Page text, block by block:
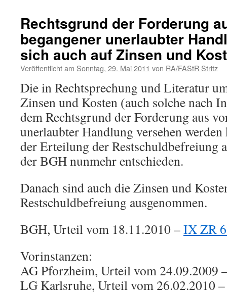
Rechtsgrund der Forderung
begangener unerlaubter
sich auch auf Zinsen und
Veröffentlicht am Sonntag, 29. Mai 2011 von RA/FAStR Stritz
Die in Rechtsprechung und Literatur
Zinsen und Kosten (auch solche nach
dem Rechtsgrund der Forderung aus
unerlaubter Handlung versehen
der Erteilung der Restschuldbefreiung
der BGH nunmehr entschieden.
Danach sind auch die Zinsen und
Restschuldbefreiung ausgenommen.
BGH, Urteil vom 18.11.2010 –IX ZR
Vorinstanzen:
AG Pforzheim, Urteil vom 24.09.2009
LG Karlsruhe, Urteil vom 26.02.2010